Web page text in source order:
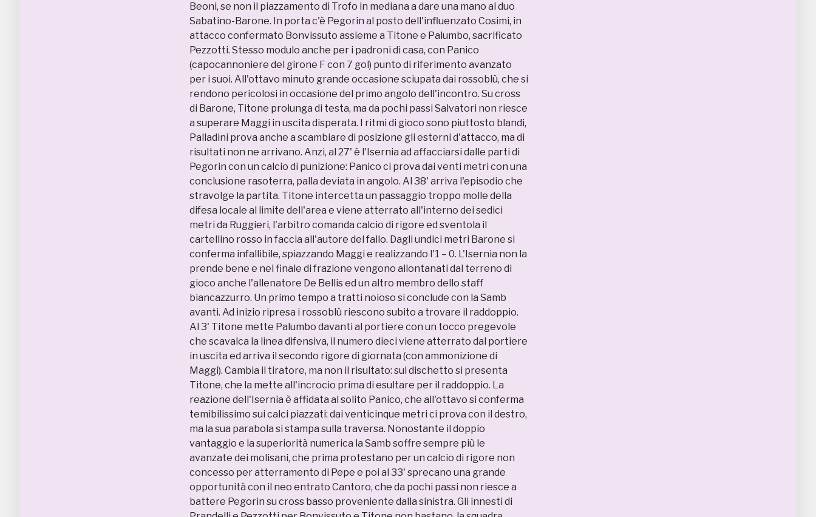
Beoni, se non il piazzamento di Trofo in mediana a dare una mano al duo
Sabatino-Barone. In porta c'è Pegorin al posto dell'influenzato Cosimi, in
attacco confermato Bonvissuto assieme a Titone e Palumbo, sacrificato
Pezzotti. Stesso modulo anche per i padroni di casa, con Panico
(capocannoniere del girone F con 7 gol) punto di riferimento avanzato
per i suoi. All'ottavo minuto grande occasione sciupata dai rossoblù, che si
rendono pericolosi in occasione del primo angolo dell'incontro. Su cross
di Barone, Titone prolunga di testa, ma da pochi passi Salvatori non riesce
a superare Maggi in uscita disperata. I ritmi di gioco sono piuttosto blandi,
Palladini prova anche a scambiare di posizione gli esterni d'attacco, ma di
risultati non ne arrivano. Anzi, al 27' è l'Isernia ad affacciarsi dalle parti di
Pegorin con un calcio di punizione: Panico ci prova dai venti metri con una
conclusione rasoterra, palla deviata in angolo. Al 38' arriva l'episodio che
stravolge la partita. Titone intercetta un passaggio troppo molle della
difesa locale al limite dell'area e viene atterrato all'interno dei sedici
metri da Ruggieri, l'arbitro comanda calcio di rigore ed sventola il
cartellino rosso in faccia all'autore del fallo. Dagli undici metri Barone si
conferma infallibile, spiazzando Maggi e realizzando l'1 – 0. L'Isernia non la
prende bene e nel finale di frazione vengono allontanati dal terreno di
gioco anche l'allenatore De Bellis ed un altro membro dello staff
biancazzurro. Un primo tempo a tratti noioso si conclude con la Samb
avanti. Ad inizio ripresa i rossoblù riescono subito a trovare il raddoppio.
Al 3' Titone mette Palumbo davanti al portiere con un tocco pregevole
che scavalca la linea difensiva, il numero dieci viene atterrato dal portiere
in uscita ed arriva il secondo rigore di giornata (con ammonizione di
Maggi). Cambia il tiratore, ma non il risultato: sul dischetto si presenta
Titone, che la mette all'incrocio prima di esultare per il raddoppio. La
reazione dell'Isernia è affidata al solito Panico, che all'ottavo si conferma
temibilissimo sui calci piazzati: dai venticinque metri ci prova con il destro,
ma la sua parabola si stampa sulla traversa. Nonostante il doppio
vantaggio e la superiorità numerica la Samb soffre sempre più le
avanzate dei molisani, che prima protestano per un calcio di rigore non
concesso per atterramento di Pepe e poi al 33' sprecano una grande
opportunità con il neo entrato Cantoro, che da pochi passi non riesce a
battere Pegorin su cross basso proveniente dalla sinistra. Gli innesti di